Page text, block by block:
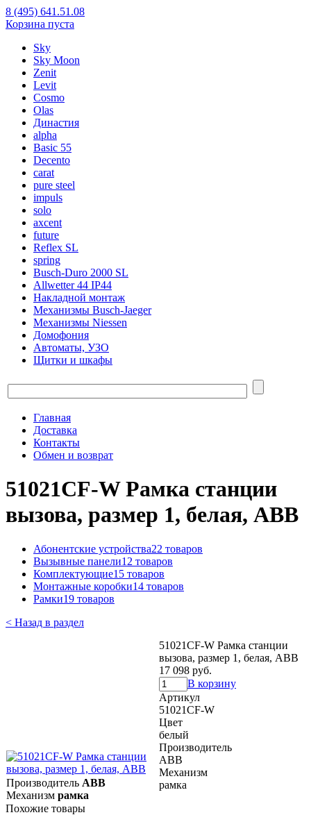
8 (495) 641.51.08
Корзина пуста
Sky
Sky Moon
Zenit
Levit
Cosmo
Olas
Династия
alpha
Basic 55
Decento
carat
pure steel
impuls
solo
axcent
future
Reflex SL
spring
Busch-Duro 2000 SL
Allwetter 44 IP44
Накладной монтаж
Механизмы Busch-Jaeger
Механизмы Niessen
Домофония
Автоматы, УЗО
Щитки и шкафы
Главная
Доставка
Контакты
Обмен и возврат
51021CF-W Рамка станции
вызова, размер 1, белая, ABB
Абонентские устройства22 товаров
Вызывные панели12 товаров
Комплектующие15 товаров
Монтажные коробки14 товаров
Рамки19 товаров
< Назад в раздел
51021CF-W Рамка станции
вызова, размер 1, белая, ABB
17 098 руб.
В корзину
Артикул
51021CF-W
Цвет
белый
Производитель
ABB
Механизм
рамка
Производитель ABB
Механизм рамка
Похожие товары